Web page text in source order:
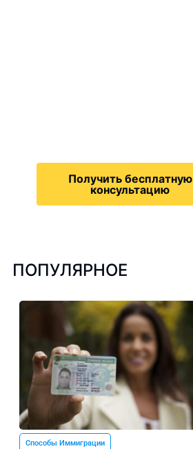
Получить бесплатную
консультацию
ПОПУЛЯРНОЕ
Способы Иммиграции